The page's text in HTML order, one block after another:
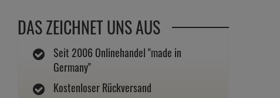
DAS ZEICHNET UNS AUS
Seit 2006 Onlinehandel "made in
Germany"
Kostenloser Rückversand